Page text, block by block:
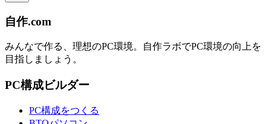
自作.com
みんなで作る、理想のPC環境。 自作ラボでPC環境の向上を
目指しましょう。
PC構成ビルダー
PC構成をつくる